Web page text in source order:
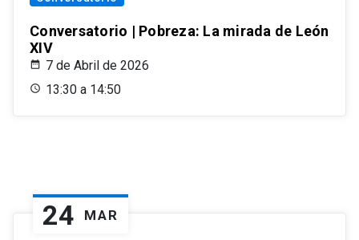
Conversatorio | Pobreza: La mirada de León
XIV
7 de Abril de 2026
13:30 a 14:50
24 MAR